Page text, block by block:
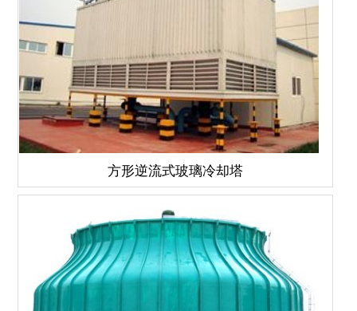
方形逆流式玻璃冷却塔